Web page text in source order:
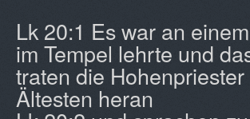
Lk 20:1 Es war an
im Tempel lehrte und
traten die
Ältesten heran